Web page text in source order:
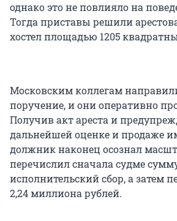
однако это не повлияло на
Тогда приставы решили
хостел площадью 1205
Московским коллегам
поручение, и они оперативно
Получив акт ареста и
дальнейшей оценке и продаже
должник наконец осознал
перечислил сначала судме
исполнительский сбор, а затем
2,24 миллиона рублей.